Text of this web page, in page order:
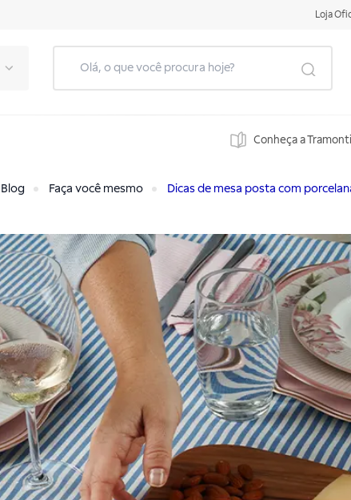
Loja
Conheça a
Blog Faça você mesmo Dicas de mesa posta com